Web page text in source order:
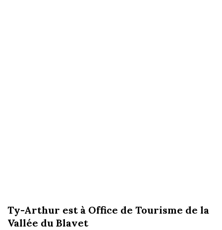
Ty-Arthur est à Office de Tourisme de la
Vallée du Blavet